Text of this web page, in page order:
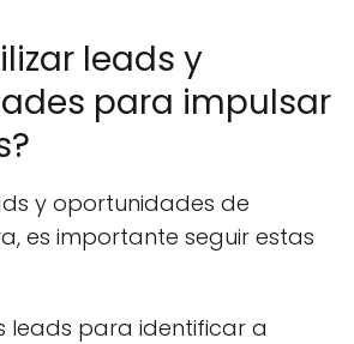
leads y
para impulsar
y oportunidades de
es importante seguir estas
leads para identificar a